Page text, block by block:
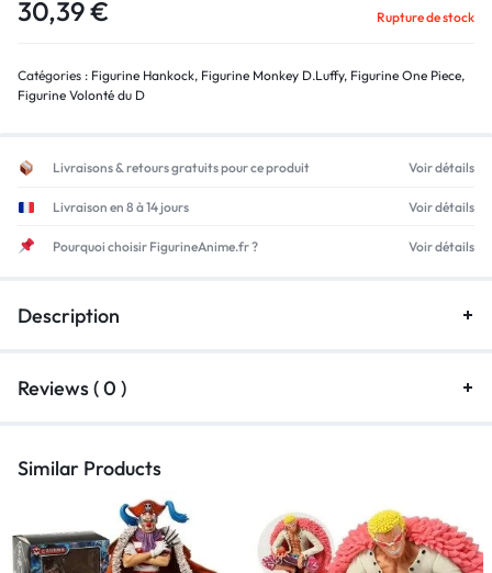
30,39€ Rupture de stock
Catégories : Figurine Hankock, Figurine Monkey D.Luffy, Figurine One Piece,
Figurine Volonté du D
Livraisons & retours gratuits pour ce produit Voir détails
Livraison en 8 à 14 jours Voir détails
Pourquoi choisir FigurineAnime.fr ? Voir détails
Description
Reviews ( 0 )
Similar Products